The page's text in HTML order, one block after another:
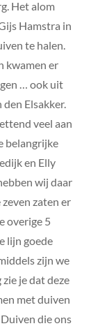
Het alom
Hamstra in
te halen.
kwamen er
… ook uit
Elsakker.
veel aan
belangrijke
en Elly
wij daar
zaten er
overige 5
lijn goede
zijn we
je dat deze
met duiven
die ons